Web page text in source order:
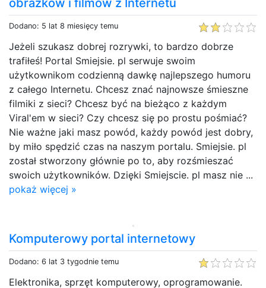
Dodano: 5 lat 8 miesięcy temu
Jeżeli szukasz dobrej rozrywki, to bardzo dobrze
trafiłeś! Portal Smiejsie. pl serwuje swoim
użytkownikom codzienną dawkę najlepszego humoru
z całego Internetu. Chcesz znać najnowsze śmieszne
filmiki z sieci? Chcesz być na bieżąco z każdym
Viral'em w sieci? Czy chcesz się po prostu pośmiać?
Nie ważne jaki masz powód, każdy powód jest dobry,
by miło spędzić czas na naszym portalu. Smiejsie. pl
został stworzony głównie po to, aby rozśmieszać
swoich użytkowników. Dzięki Smiejscie. pl masz nie ...
pokaż więcej »
Komputerowy portal internetowy
Dodano: 6 lat 3 tygodnie temu
Elektronika, sprzęt komputerowy, oprogramowanie.